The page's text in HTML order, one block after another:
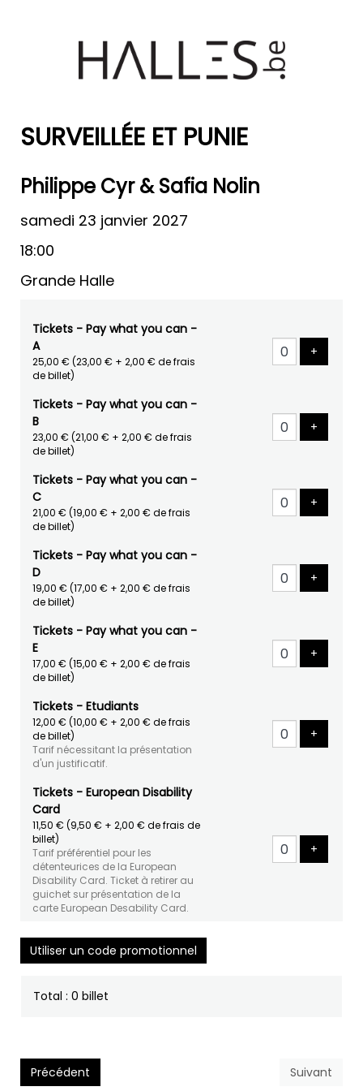
SURVEILLÉE ET PUNIE
Philippe Cyr & Safia Nolin
samedi 23 janvier 2027
18:00
Grande Halle
Tickets - Pay what you can -
A
25,00 € (23,00 € + 2,00 € de frais
de billet)
+
Tickets - Pay what you can -
B
23,00 € (21,00 € + 2,00 € de frais
de billet)
+
Tickets - Pay what you can -
C
21,00 € (19,00 € + 2,00 € de frais
de billet)
+
Tickets - Pay what you can -
D
19,00 € (17,00 € + 2,00 € de frais
de billet)
+
Tickets - Pay what you can -
E
17,00 € (15,00 € + 2,00 € de frais
de billet)
+
Tickets - Etudiants
12,00 € (10,00 € + 2,00 € de frais
de billet)
Tarif nécessitant la présentation
d'un justificatif.
+
Tickets - European Disability
Card
11,50 € (9,50 € + 2,00 € de frais de
billet)
Tarif préférentiel pour les
détenteurices de la European
Disability Card. Ticket à retirer au
guichet sur présentation de la
carte European Desability Card.
+
Utiliser un code promotionnel
Total : 0 billet
Précédent Suivant